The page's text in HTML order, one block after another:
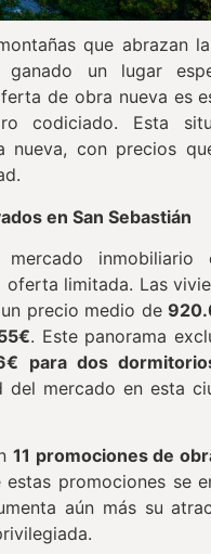
que abrazan
ganado un lugar
de obra nueva es
codiciado. Esta
nueva, con precios
en San Sebastián
inmobiliario
limitada. Las
precio medio de
. Este panorama
para dos
del mercado en esta
11 promociones de
promociones se
aún más su